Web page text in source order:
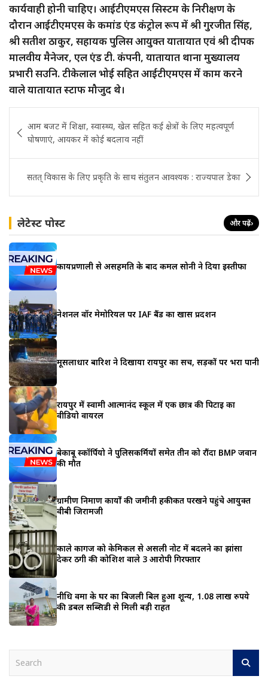
कार्यवाही होनी चाहिए। आईटीएमएस सिस्टम के निरीक्षण के
दौरान आईटीएमएस के कमांड एंड कंट्रोल रूप में श्री गुरजीत सिंह,
श्री सतीश ठाकुर, सहायक पुलिस आयुक्त यातायात एवं श्री दीपक
मालवीय मैनेजर, एल एंड टी. कंपनी, यातायात थाना मुख्यालय
प्रभारी सउनि. टीकेलाल भोई सहित आईटीएमएस में काम करने
वाले यातायात स्टाफ मौजुद थे।
navigation
आम बजट में शिक्षा, स्वास्थ्य, खेल सहित कई क्षेत्रों के लिए महत्वपूर्ण
घोषणाएं, आयकर में कोई बदलाव नहीं
सतत् विकास के लिए प्रकृति के साथ संतुलन आवश्यक : राज्यपाल डेका
लेटेस्ट पोस्ट और पढ़ें›
कार्यप्रणाली से असहमति के बाद कमल सोनी ने दिया इस्तीफा
नेशनल वॉर मेमोरियल पर IAF बैंड का खास प्रदर्शन
मूसलाधार बारिश ने दिखाया रायपुर का सच, सड़कों पर भरा पानी
रायपुर में स्वामी आत्मानंद स्कूल में एक छात्र की पिटाई का
वीडियो वायरल
बेकाबू स्कॉर्पियो ने पुलिसकर्मियों समेत तीन को रौंदा BMP जवान
की मौत
ग्रामीण निर्माण कार्यों की जमीनी हकीकत परखने पहुंचे आयुक्त
वीबी जिरामजी
काले कागज को केमिकल से असली नोट में बदलने का झांसा
देकर ठगी की कोशिश वाले 3 आरोपी गिरफ्तार
नीधि वर्मा के घर का बिजली बिल हुआ शून्य, 1.08 लाख रुपये
की डबल सब्सिडी से मिली बड़ी राहत